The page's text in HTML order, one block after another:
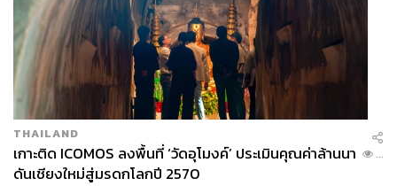
THAILAND
เกาะติด ICOMOS ลงพื้นที่ ‘วัดอุโมงค์’ ประเมินคุณค่าล้านนา
ดันเชียงใหม่สู่มรดกโลกปี 2570
...